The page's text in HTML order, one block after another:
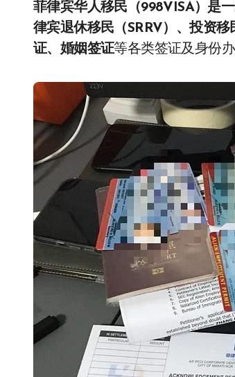
菲律宾华人移民（998VISA）是一家专注于菲律宾移民和签证服务的专业机构，主要提供包括菲
律宾退休移民（SRRV）、投资
证、婚姻签证等各类签证及身份